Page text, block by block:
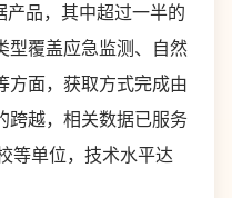
品，其中超过一半的
型覆盖应急监测、自然
方面，获取方式完成由
跨越，相关数据已服务
等单位，技术水平达